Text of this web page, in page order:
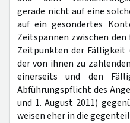
gerade nicht auf eine
auf ein gesondertes
Zeitspannen zwischen
Zeitpunkten der Fälligkeit
der von ihnen zu
einerseits und den
Abführungspflicht des
und 1. August 2011)
weisen eher in die